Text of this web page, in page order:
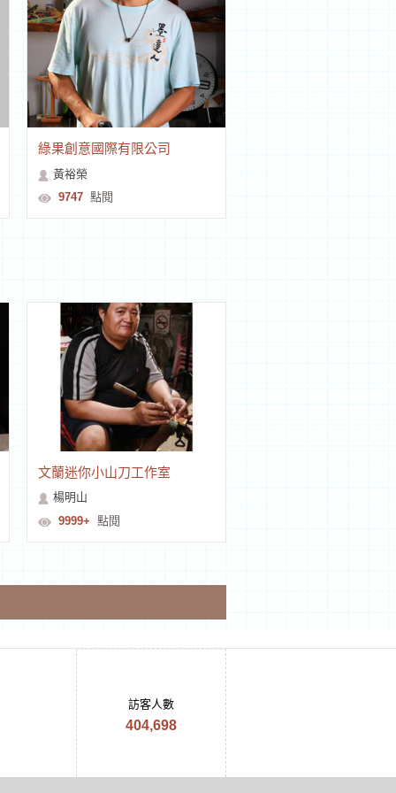
綠果創意國際有限公司
黃裕榮
9747 點閱
文蘭迷你小山刀工作室
楊明山
9999+ 點閱
訪客人數
404,698